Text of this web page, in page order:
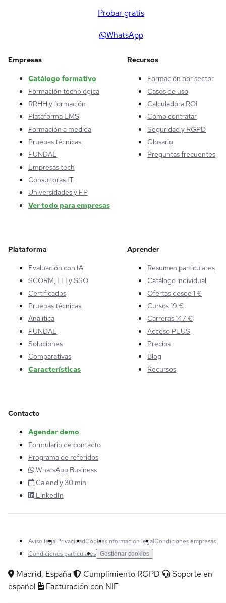
Probar gratis
WhatsApp
Empresas
Catálogo formativo
Formación tecnológica
RRHH y formación
Plataforma LMS
Formación a medida
Pruebas técnicas
FUNDAE
Empresas tech
Consultoras IT
Universidades y FP
Ver todo para empresas
Recursos
Formación por sector
Casos de uso
Calculadora ROI
Cómo contratar
Seguridad y RGPD
Glosario
Preguntas frecuentes
Plataforma
Evaluación con IA
SCORM, LTI y SSO
Certificados
Pruebas técnicas
Analítica
FUNDAE
Soluciones
Comparativas
Características
Aprender
Resumen particulares
Catálogo individual
Ofertas desde 1 €
Cursos 19 €
Carreras 147 €
Acceso PLUS
Precios
Blog
Recursos
Contacto
Agendar demo
Formulario de contacto
Programa de referidos
WhatsApp Business
Calendly 30 min
LinkedIn
Aviso legalPrivacidadCookiesInformación legalCondiciones empresas
Condiciones particulares Gestionar cookies
Madrid, España Cumplimiento RGPD
Soporte en
español
Facturación con NIF